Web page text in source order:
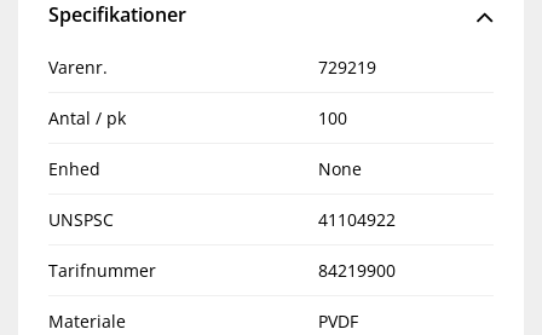
Specifikationer
Varenr. 729219
Antal / pk 100
Enhed None
UNSPSC 41104922
Tarifnummer 84219900
Materiale PVDF